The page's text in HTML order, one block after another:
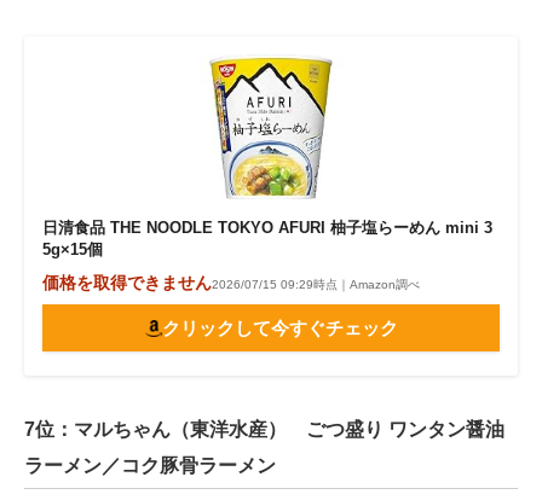
日清食品 THE NOODLE TOKYO AFURI 柚子塩らーめん mini 3
5g×15個
価格を取得できません2026/07/15 09:29時点｜Amazon調べ
クリックして今すぐチェック
7位：マルちゃん（東洋水産） ごつ盛り ワンタン醤油
ラーメン／コク豚骨ラーメン